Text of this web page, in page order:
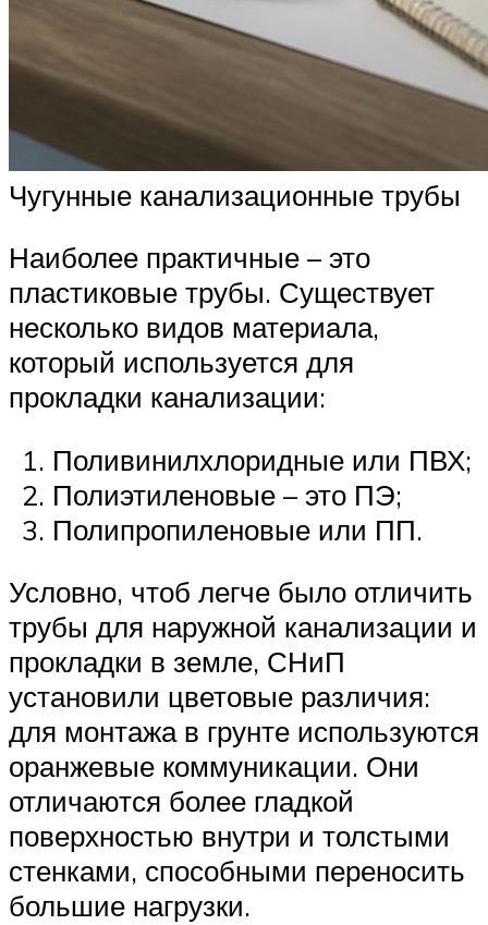
Чугунные канализационные трубы
Наиболее практичные – это
пластиковые трубы. Существует
несколько видов материала,
который используется для
прокладки канализации:
Поливинилхлоридные или ПВХ;
Полиэтиленовые – это ПЭ;
Полипропиленовые или ПП.
Условно, чтоб легче было отличить
трубы для наружной канализации и
прокладки в земле, СНиП
установили цветовые различия:
для монтажа в грунте используются
оранжевые коммуникации. Они
отличаются более гладкой
поверхностью внутри и толстыми
стенками, способными переносить
большие нагрузки.